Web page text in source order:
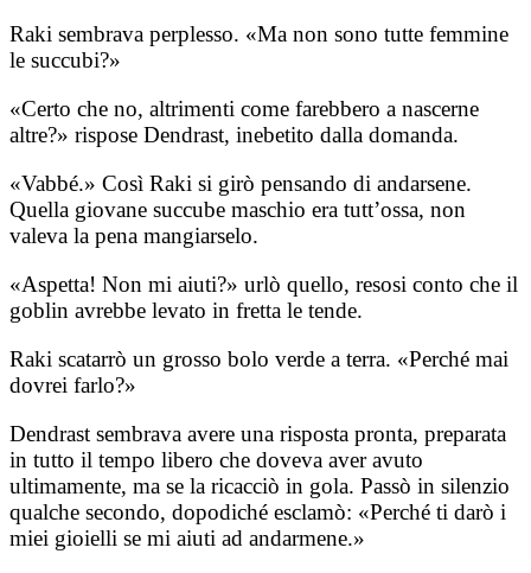
Raki sembrava perplesso. «Ma non sono tutte femmine
le succubi?»
«Certo che no, altrimenti come farebbero a nascerne
altre?» rispose Dendrast, inebetito dalla domanda.
«Vabbé.» Così Raki si girò pensando di andarsene.
Quella giovane succube maschio era tutt’ossa, non
valeva la pena mangiarselo.
«Aspetta! Non mi aiuti?» urlò quello, resosi conto che il
goblin avrebbe levato in fretta le tende.
Raki scatarrò un grosso bolo verde a terra. «Perché mai
dovrei farlo?»
Dendrast sembrava avere una risposta pronta, preparata
in tutto il tempo libero che doveva aver avuto
ultimamente, ma se la ricacciò in gola. Passò in silenzio
qualche secondo, dopodiché esclamò: «Perché ti darò i
miei gioielli se mi aiuti ad andarmene.»